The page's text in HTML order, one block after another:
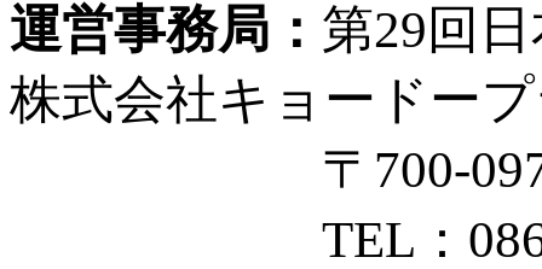
運営事務局： 第29回
株式会社キョードー
〒700-0976 岡
TEL：086-250-